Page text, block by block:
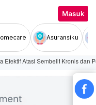
Masuk
Asuransiku
Efektif Atasi Sembelit Kronis dan